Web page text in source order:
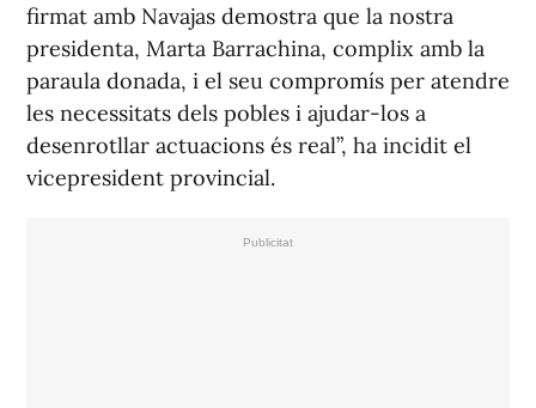
firmat amb Navajas demostra que la nostra
presidenta, Marta Barrachina, complix amb la
paraula donada, i el seu compromís per atendre
les necessitats dels pobles i ajudar-los a
desenrotllar actuacions és real”, ha incidit el
vicepresident provincial.